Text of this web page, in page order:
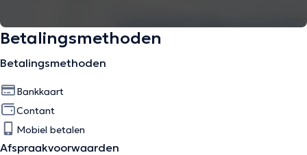
Betalingsmethoden
Betalingsmethoden
Bankkaart
Contant
Mobiel betalen
Afspraakvoorwaarden